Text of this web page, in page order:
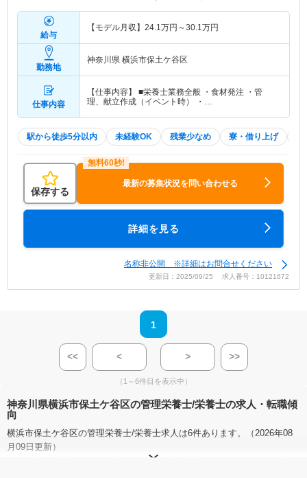
給与
【モデル月収】 24.1万円～30.1万円
勤務地
神奈川県 横浜市保土ケ谷区
仕事内容
【仕事内容】 ■栄養士業務全般 ・食材発注 ・管
理、献立作成（イベント時） ・…
駅から徒歩5分以内 未経験OK 残業少なめ 寮・借り上げ
保存する
最新の募集状況を問い合わせる
詳細を見る
名称非公開 ※詳細はお問合せください
更新日：2025/09/25 求人番号：10121672
1
<< < > >>
（1～6件目を表示中）
神奈川県横浜市保土ケ谷区の管理栄養士/栄養士の求人・転職傾
向
横浜市保土ケ谷区の管理栄養士/栄養士求人は6件あります。（2026年08
月09日更新）
サイト上に掲載されている求人の他に、